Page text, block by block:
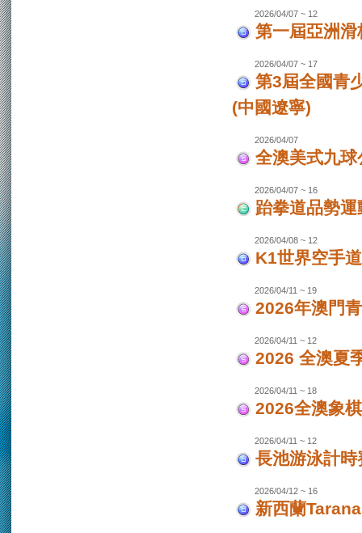
2026/04/07 ~ 12
第一屆亞洲
2026/04/07 ~ 17
第3屆全國青
(中國遼寧)
2026/04/07
全澳美式九球
2026/04/07 ~ 16
跆拳道品勢
2026/04/08 ~ 12
K1世界空手
2026/04/11 ~ 19
2026年澳門
2026/04/11 ~ 12
2026 全澳夏
2026/04/11 ~ 18
2026全澳象
2026/04/11 ~ 12
長池游泳計
2026/04/12 ~ 16
新西蘭